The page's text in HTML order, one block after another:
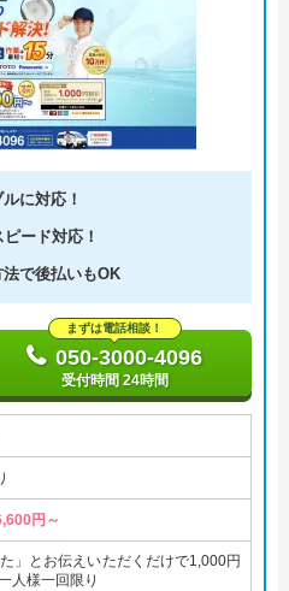
に対応！
ード対応！
で後払いもOK
まずは電話相談！
050-3000-4096
受付時間 24時間
円～
た」とお伝えいただくだけで1,000円
人様一回限り